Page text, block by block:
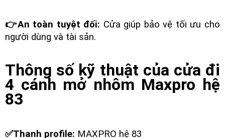
👉An toàn tuyệt đối: Cửa giúp bảo vệ tối ưu cho
người dùng và tài sản.
Thông số kỹ thuật của cửa đi
4 cánh mở nhôm Maxpro hệ
83
✅Thanh profile: MAXPRO hệ 83